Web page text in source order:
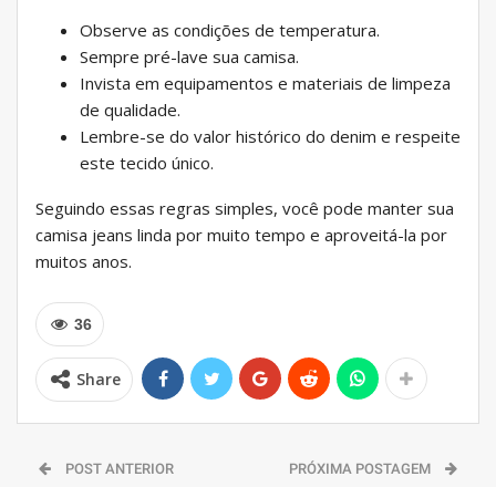
Observe as condições de temperatura.
Sempre pré-lave sua camisa.
Invista em equipamentos e materiais de limpeza
de qualidade.
Lembre-se do valor histórico do denim e respeite
este tecido único.
Seguindo essas regras simples, você pode manter sua
camisa jeans linda por muito tempo e aproveitá-la por
muitos anos.
36
Share
POST ANTERIOR PRÓXIMA POSTAGEM